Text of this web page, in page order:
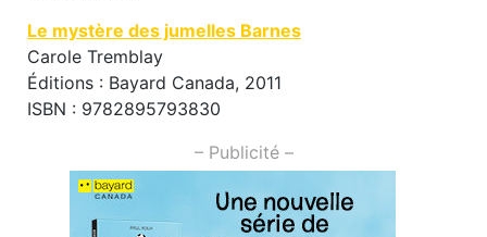
Le mystère des jumelles Barnes
Carole Tremblay
Éditions : Bayard Canada, 2011
ISBN : 9782895793830
– Publicité –